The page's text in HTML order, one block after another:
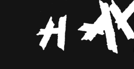
πρόεδρος του Δικηγορικού Συλλόγου
Δημητρουλόπουλος, η αρμόδια
Λεβεντούρη, αιρετοί, εκπρόσωποι φορέων
του Δήμου κ.α.